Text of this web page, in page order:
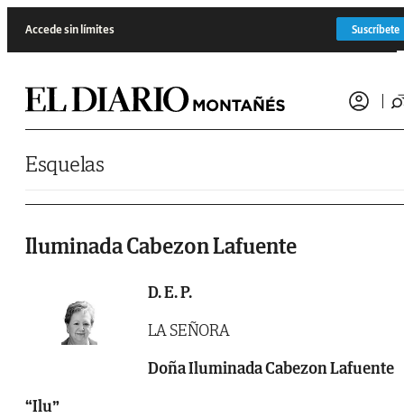
Accede sin límites Suscríbete
Esquelas
Iluminada Cabezon Lafuente
D. E. P.
LA SEÑORA
Doña Iluminada Cabezon Lafuente
“Ilu”